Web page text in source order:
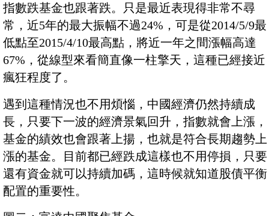
指數跌基金也跟著跌。只是最近表現得非常不尋
常，近5年的最大振幅不過24%，可是從2014/5/9最
低點至2015/4/10最高點，將近一年之間漲幅高達
67%，從線型來看簡直像一柱擎天，這種已經接近
瘋狂程度了。
遇到這種情況也不用煩惱，中國經濟仍然持續成
長，只要下一波的經濟景氣回升，指數就會上漲，
基金的績效也會跟著上揚，也就是符合長期趨勢上
漲的基金。目前都已經跌成這樣也不用停損，只要
還有資金就可以持續加碼，這時候就知道股債平衡
配置的重要性。